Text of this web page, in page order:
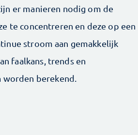
er manieren nodig om de
te concentreren en deze op een
stroom aan gemakkelijk
faalkans, trends en
berekend.